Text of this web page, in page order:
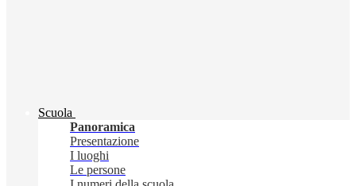
Scuola
Panoramica
Presentazione
I luoghi
Le persone